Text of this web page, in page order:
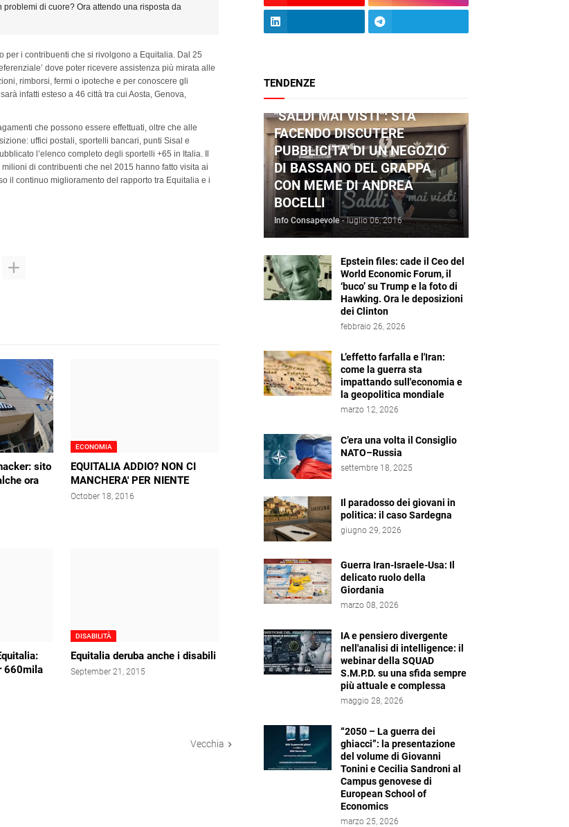
di cuore? Ora attendo una risposta da
per i contribuenti che si rivolgono a Equitalia. Dal 25
dove poter ricevere assistenza più mirata alle
rimborsi, fermi o ipoteche e per conoscere gli
infatti esteso a 46 città tra cui Aosta, Genova,
che possono essere effettuati, oltre che alle
uffici postali, sportelli bancari, punti Sisal e
l’elenco completo degli sportelli +65 in Italia. Il
di contribuenti che nel 2015 hanno fatto visita ai
il continuo miglioramento del rapporto tra Equitalia e i
sito
ora
ECONOMIA
EQUITALIA ADDIO? NON CI
MANCHERA' PER NIENTE
October 18, 2016
660mila
DISABILITÀ
Equitalia deruba anche i disabili
September 21, 2015
Vecchia
TENDENZE
"SALDI MAI VISTI": STA
FACENDO DISCUTERE
PUBBLICITA' DI UN NEGOZIO
DI BASSANO DEL GRAPPA
CON MEME DI ANDREA
BOCELLI
Info Consapevole - luglio 06, 2016
Epstein files: cade il Ceo del
World Economic Forum, il
‘buco’ su Trump e la foto di
Hawking. Ora le deposizioni
dei Clinton
febbraio 26, 2026
L’effetto farfalla e l'Iran:
come la guerra sta
impattando sull'economia e
la geopolitica mondiale
marzo 12, 2026
C’era una volta il Consiglio
NATO–Russia
settembre 18, 2025
Il paradosso dei giovani in
politica: il caso Sardegna
giugno 29, 2026
Guerra Iran-Israele-Usa: Il
delicato ruolo della
Giordania
marzo 08, 2026
IA e pensiero divergente
nell'analisi di intelligence: il
webinar della SQUAD
S.M.P.D. su una sfida sempre
più attuale e complessa
maggio 28, 2026
“2050 – La guerra dei
ghiacci”: la presentazione
del volume di Giovanni
Tonini e Cecilia Sandroni al
Campus genovese di
European School of
Economics
marzo 25, 2026